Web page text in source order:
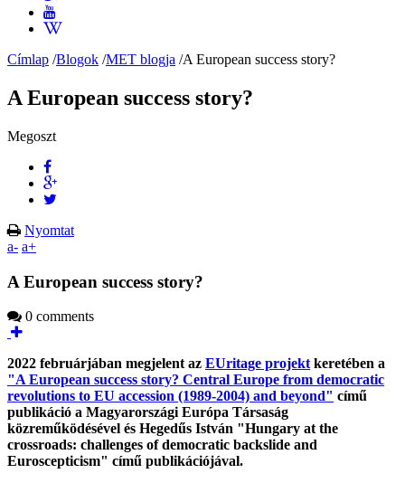
Címlap /Blogok /MET blogja /A European success story?
A European success story?
Megoszt
Nyomtat
a- a+
A European success story?
0 comments
2022 februárjában megjelent az EUritage projekt keretében a
"A European success story? Central Europe from democratic
revolutions to EU accession (1989-2004) and beyond" című
publikáció a Magyarországi Európa Társaság
közreműködésével és Hegedűs István "Hungary at the
crossroads: challenges of democratic backslide and
Euroscepticism" című publikációjával.